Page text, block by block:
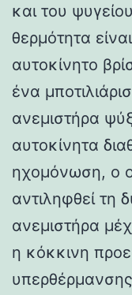
και του
θερμότητα
αυτοκίνητο
ένα
ανεμιστήρα
αυτοκίνητα
ηχομόνωση, ο
αντιληφθεί τη
ανεμιστήρα
η κόκκινη